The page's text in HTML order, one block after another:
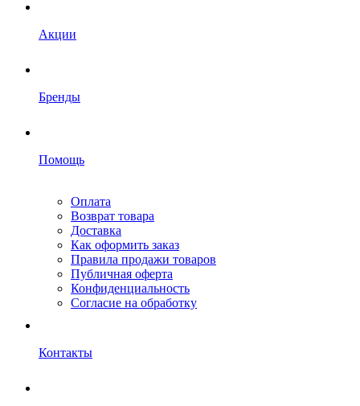
Акции
Бренды
Помощь
Оплата
Возврат товара
Доставка
Как оформить заказ
Правила продажи товаров
Публичная оферта
Конфиденциальность
Согласие на обработку
Контакты